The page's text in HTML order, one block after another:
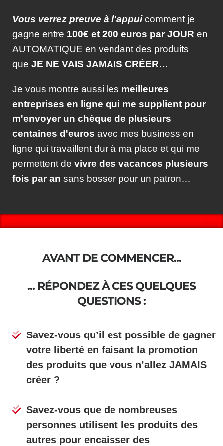
Vous verrez preuve à l'appuicomment je
gagne entre 100€ et 200 euros par JOUR en
AUTOMATIQUE en vendant des produits
que JE NE VAIS JAMAIS CRÉER…
Je vous montre aussi les meilleures
entreprises en ligne qui me supplient pour
m'envoyer un chèque de plusieurs
centaines d'euros avec mes business en
ligne qui travaillent dur à ma place et qui me
permettent de vivre des vacances plusieurs
fois par an sans bosser pour un patron…
AVANT DE COMMENCER...
... RÉPONDEZ À CES QUELQUES
QUESTIONS :
Savez-vous qu’il est possible de gagner
votre liberté en faisant la promotion
des produits que vous n’allez JAMAIS
créer ?
Savez-vous que de nombreuses
personnes utilisent les produits des
autres pour encaisser des